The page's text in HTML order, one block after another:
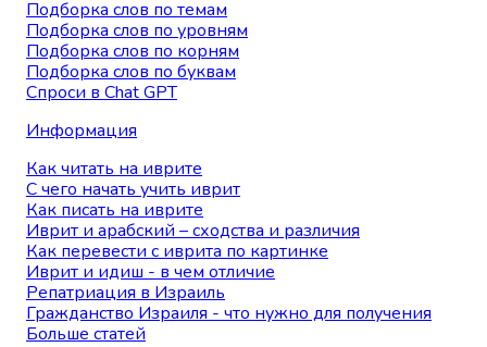
Подборка слов по темам
Подборка слов по уровням
Подборка слов по корням
Подборка слов по буквам
Спроси в Chat GPT
Информация
Как читать на иврите
С чего начать учить иврит
Как писать на иврите
Иврит и арабский – сходства и различия
Как перевести с иврита по картинке
Иврит и идиш - в чем отличие
Репатриация в Израиль
Гражданство Израиля - что нужно для получения
Больше статей